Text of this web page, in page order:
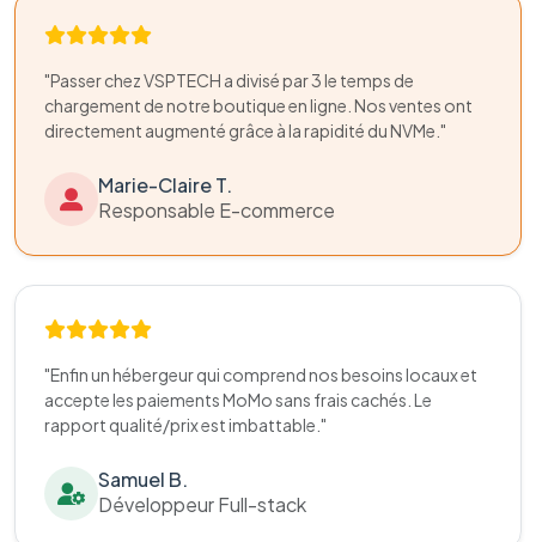
"Passer chez VSPTECH a divisé par 3 le temps de
chargement de notre boutique en ligne. Nos ventes ont
directement augmenté grâce à la rapidité du NVMe."
Marie-Claire T.
Responsable E-commerce
"Enfin un hébergeur qui comprend nos besoins locaux et
accepte les paiements MoMo sans frais cachés. Le
rapport qualité/prix est imbattable."
Samuel B.
Développeur Full-stack